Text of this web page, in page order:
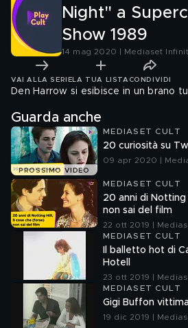
Night" a
Show 1989
14 mag 2020 | Mediaset
VAI ALLA SERIE LA TUA LISTA CONDIVIDI
Den Harrow si esibisce in un brano
Guarda anche
PROSSIMO VIDEO
MEDIASET CULT
20 curiosità su
09 apr 2020 |
MEDIASET CULT
20 anni di
non sai del film
22 ott 2019 |
MEDIASET CULT
Il balletto hot di
Hotell
23 ott 2019 |
MEDIASET CULT
Gigi Buffon
19 dic 2019 |